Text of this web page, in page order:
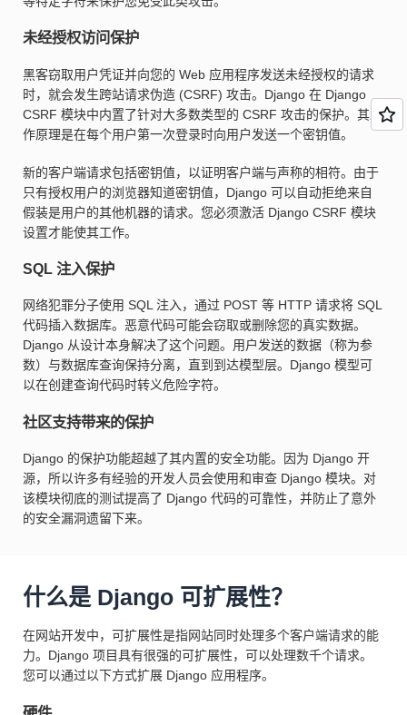
未经授权访问保护
黑客窃取用户凭证并向您的 Web 应用程序发送未经授权的请求
时，就会发生跨站请求伪造 (CSRF) 攻击。Django 在 Django
CSRF 模块中内置了针对大多数类型的 CSRF 攻击的保护。其工
作原理是在每个用户第一次登录时向用户发送一个密钥值。
新的客户端请求包括密钥值，以证明客户端与声称的相符。由于
只有授权用户的浏览器知道密钥值，Django 可以自动拒绝来自
假装是用户的其他机器的请求。您必须激活 Django CSRF 模块
设置才能使其工作。
SQL 注入保护
网络犯罪分子使用 SQL 注入，通过 POST 等 HTTP 请求将 SQL
代码插入数据库。恶意代码可能会窃取或删除您的真实数据。
Django 从设计本身解决了这个问题。用户发送的数据（称为参
数）与数据库查询保持分离，直到到达模型层。Django 模型可
以在创建查询代码时转义危险字符。
社区支持带来的保护
Django 的保护功能超越了其内置的安全功能。因为 Django 开
源，所以许多有经验的开发人员会使用和审查 Django 模块。对
该模块彻底的测试提高了 Django 代码的可靠性，并防止了意外
的安全漏洞遗留下来。
什么是 Django 可扩展性？
在网站开发中，可扩展性是指网站同时处理多个客户端请求的能
力。Django 项目具有很强的可扩展性，可以处理数千个请求。
您可以通过以下方式扩展 Django 应用程序。